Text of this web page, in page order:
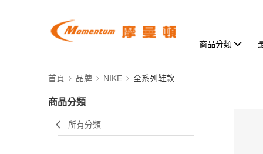
商品分類
首頁 品牌 NIKE 全系列鞋款
商品分類
所有分類